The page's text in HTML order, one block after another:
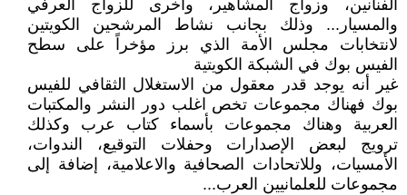
الفنانين، وزواج المشاهير، وأخرى للزواج العرفي
والمسيار... وذلك بجانب نشاط المرشحين الكويتين
لانتخابات مجلس الأمة الذي برز مؤخراً على سطح
الفيس بوك في الشبكة الكويتية
غير أنه يوجد قدر معقول من الاستغلال الثقافي للفيس
بوك فهناك مجموعات تخص اغلب دور النشر والمكتبات
العربية وهناك مجموعات بأسماء كتاب عرب وكذلك
ترويج لبعض الإصدارات وحفلات التوقيع، الندوات،
الأمسيات، وللاتحادات الصحافية والاعلامية، إضافة إلى
مجموعات للعلمانيين العرب...